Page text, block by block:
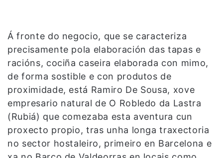
Á fronte do negocio, que se caracteriza
precisamente pola elaboración das tapas e
racións, cociña caseira elaborada con mimo,
de forma sostible e con produtos de
proximidade, está Ramiro De Sousa, xove
empresario natural de O Robledo da Lastra
(Rubiá) que comezaba esta aventura cun
proxecto propio, tras unha longa traxectoria
no sector hostaleiro, primeiro en Barcelona e